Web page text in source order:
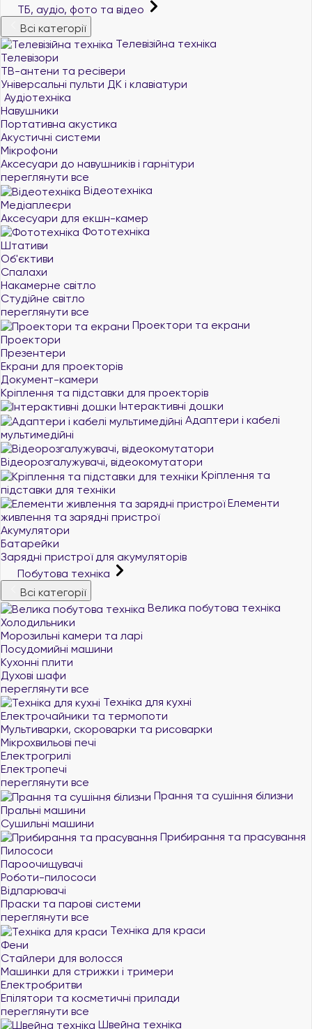
ТБ, аудіо, фото та відео
Всі категорії
Телевізійна техніка
Телевізори
ТВ-антени та ресівери
Універсальні пульти ДК і клавіатури
Аудіотехніка
Навушники
Портативна акустика
Акустичні системи
Мікрофони
Аксесуари до навушників і гарнітури
переглянути все
Відеотехніка
Медіаплеєри
Аксесуари для екшн-камер
Фототехніка
Штативи
Об'єктиви
Спалахи
Накамерне світло
Студійне світло
переглянути все
Проектори та екрани
Проектори
Презентери
Екрани для проекторів
Документ-камери
Кріплення та підставки для проекторів
Інтерактивні дошки
Адаптери і кабелі
мультимедійні
Відеорозгалужувачі, відеокомутатори
Кріплення та
підставки для техніки
Елементи
живлення та зарядні пристрої
Акумулятори
Батарейки
Зарядні пристрої для акумуляторів
Побутова техніка
Всі категорії
Велика побутова техніка
Холодильники
Морозильні камери та ларі
Посудомийні машини
Кухонні плити
Духові шафи
переглянути все
Техніка для кухні
Електрочайники та термопоти
Мультиварки, скороварки та рисоварки
Мікрохвильові печі
Електрогрилі
Електропечі
переглянути все
Прання та сушіння білизни
Пральні машини
Сушильні машини
Прибирання та прасування
Пилососи
Пароочищувачі
Роботи-пилососи
Відпарювачі
Праски та парові системи
переглянути все
Техніка для краси
Фени
Стайлери для волосся
Машинки для стрижки і тримери
Електробритви
Епілятори та косметичні прилади
переглянути все
Швейна техніка